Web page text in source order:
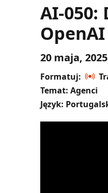
AI-050:
20 maja,
Formatuj:
Temat: Agenci
Język: